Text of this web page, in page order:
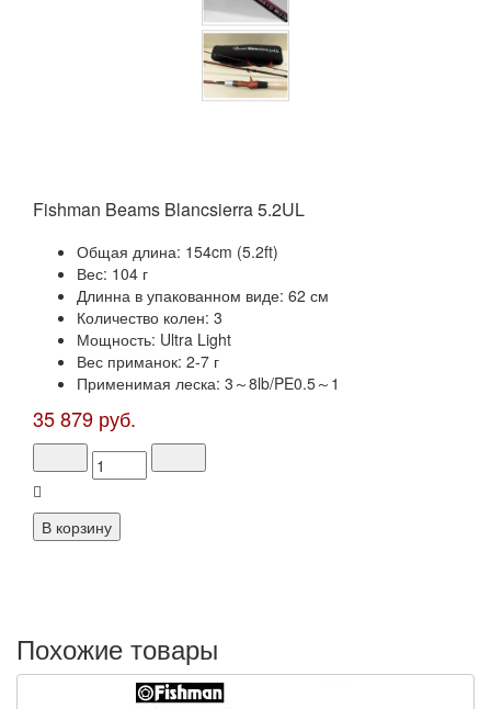
Fishman Beams Blancsierra 5.2UL
Общая длина: 154cm (5.2ft)
Вес: 104 г
Длинна в упакованном виде: 62 см
Количество колен: 3
Мощность: Ultra Light
Вес приманок: 2-7 г
Применимая леска: 3～8lb/PE0.5～1
35 879 руб.
Похожие товары